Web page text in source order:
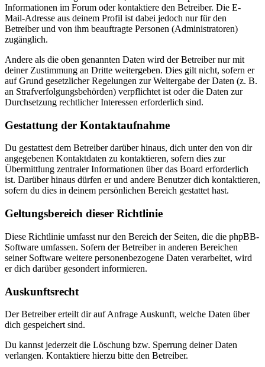
Informationen im Forum oder kontaktiere den Betreiber. Die E-
Mail-Adresse aus deinem Profil ist dabei jedoch nur für den
Betreiber und von ihm beauftragte Personen (Administratoren)
zugänglich.
Andere als die oben genannten Daten wird der Betreiber nur mit
deiner Zustimmung an Dritte weitergeben. Dies gilt nicht, sofern er
auf Grund gesetzlicher Regelungen zur Weitergabe der Daten (z. B.
an Strafverfolgungsbehörden) verpflichtet ist oder die Daten zur
Durchsetzung rechtlicher Interessen erforderlich sind.
Gestattung der Kontaktaufnahme
Du gestattest dem Betreiber darüber hinaus, dich unter den von dir
angegebenen Kontaktdaten zu kontaktieren, sofern dies zur
Übermittlung zentraler Informationen über das Board erforderlich
ist. Darüber hinaus dürfen er und andere Benutzer dich kontaktieren,
sofern du dies in deinem persönlichen Bereich gestattet hast.
Geltungsbereich dieser Richtlinie
Diese Richtlinie umfasst nur den Bereich der Seiten, die die phpBB-
Software umfassen. Sofern der Betreiber in anderen Bereichen
seiner Software weitere personenbezogene Daten verarbeitet, wird
er dich darüber gesondert informieren.
Auskunftsrecht
Der Betreiber erteilt dir auf Anfrage Auskunft, welche Daten über
dich gespeichert sind.
Du kannst jederzeit die Löschung bzw. Sperrung deiner Daten
verlangen. Kontaktiere hierzu bitte den Betreiber.